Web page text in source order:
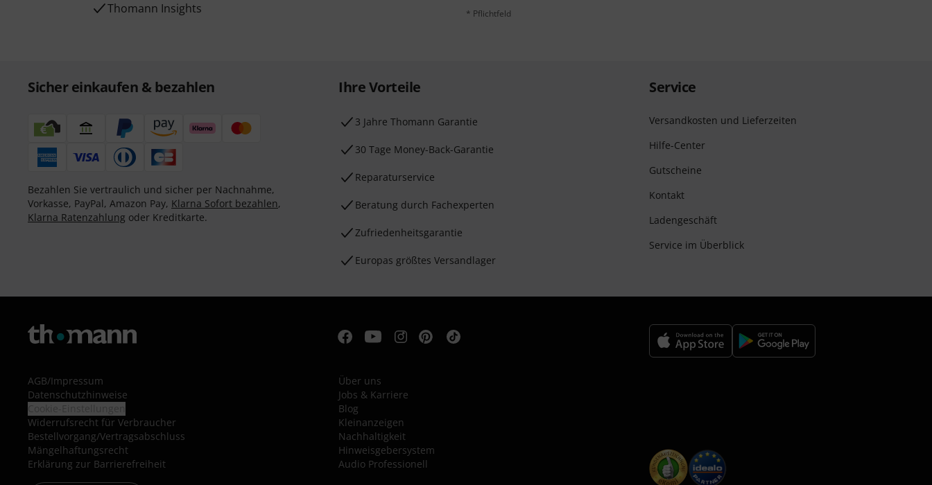
Thomann Insights
* Pflichtfeld
Sicher einkaufen & bezahlen
Bezahlen Sie vertraulich und sicher per Nachnahme,
Vorkasse, PayPal, Amazon Pay, Klarna Sofort bezahlen,
Klarna Ratenzahlung oder Kreditkarte.
Ihre Vorteile
3 Jahre Thomann Garantie
30 Tage Money-Back-Garantie
Reparaturservice
Beratung durch Fachexperten
Zufriedenheitsgarantie
Europas größtes Versandlager
Service
Versandkosten und Lieferzeiten
Hilfe-Center
Gutscheine
Kontakt
Ladengeschäft
Service im Überblick
AGB/Impressum
Datenschutzhinweise
Widerrufsrecht für Verbraucher
Bestellvorgang/Vertragsabschluss
Mängelhaftungsrecht
Erklärung zur Barrierefreiheit
Über uns
Jobs & Karriere
Blog
Kleinanzeigen
Nachhaltigkeit
Hinweisgebersystem
Audio Professionell